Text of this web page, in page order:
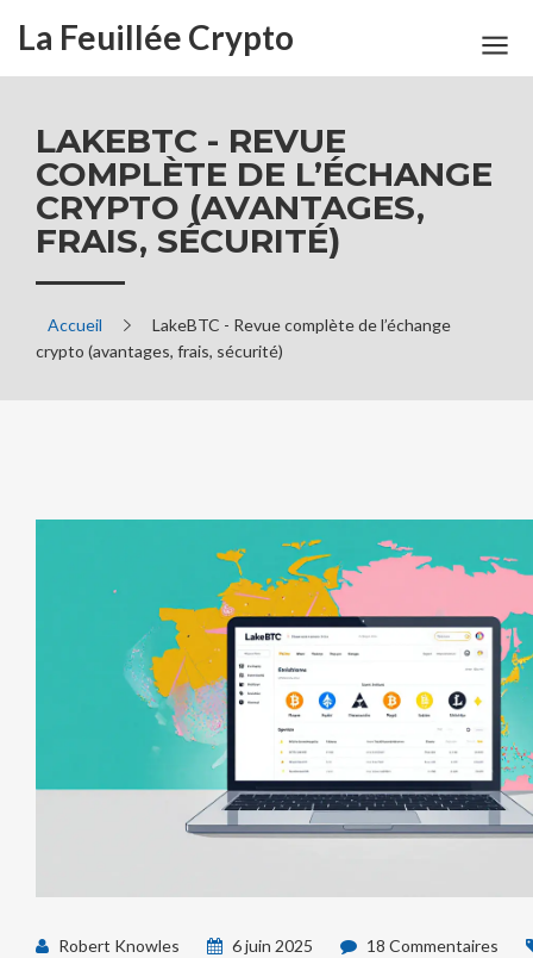
La Feuillée Crypto
LAKEBTC - REVUE
COMPLÈTE DE L’ÉCHANGE
CRYPTO (AVANTAGES,
FRAIS, SÉCURITÉ)
Accueil
LakeBTC - Revue complète de l’échange
crypto (avantages, frais, sécurité)
Robert Knowles 6 juin 2025 18 Commentaires